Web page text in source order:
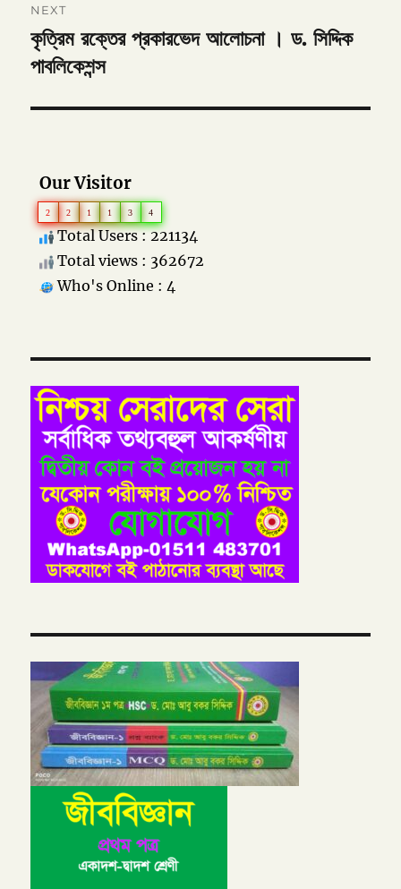
NEXT
Next
post:
কৃত্রিম রক্তের প্রকারভেদ আলোচনা । ড. সিদ্দিক
পাবলিকেশন্স
Our Visitor
2 2 1 1 3 4
Total Users : 221134
Total views : 362672
Who's Online : 4